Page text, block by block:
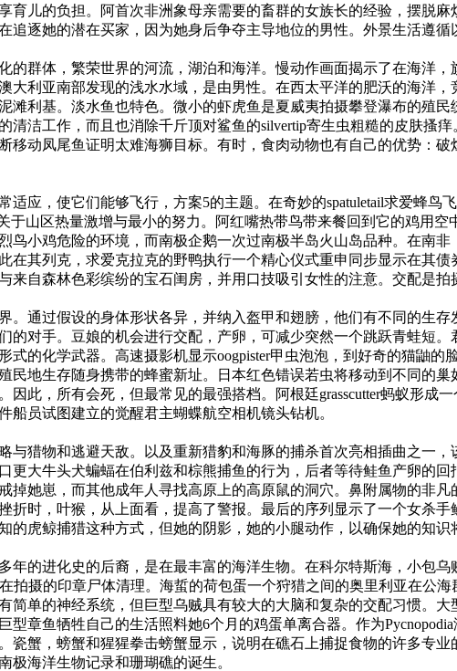
育儿的负担。阿首次非洲象母亲需要的畜群的女族长的经验，摆脱
追逐她的潜在买家，因为她身后争夺主导地位的男性。外景生活遵循
群体，繁荣世界的河流，湖泊和海洋。慢动作画面揭示了在海洋，
大利亚南部发现的浅水水域，是由男性。在西太平洋的肥沃的海洋
滩利基。淡水鱼也特色。微小的虾虎鱼是夏威夷拍摄攀登瀑布的殖
清洁工作，而且也消除千斤顶对鲨鱼的silvertip寄生虫粗糙的皮肤搔
移动凤尾鱼证明太难海狮目标。有时，食肉动物也有自己的优势：
应，使它们能够飞行，方案5的主题。在奇妙的spatuletail求爱蜂鸟
于山区热量激增与最小的努力。阿红嘴热带鸟带来餐回到它的鸡用
鸟小鸡危险的环境，而南极企鹅一次过南极半岛火山岛品种。在南
在其列克，求爱克拉克的野鸭执行一个精心仪式重申同步显示在其
来自森林色彩缤纷的宝石闺房，并用口技吸引女性的注意。交配是
通过假设的身体形状各异，并纳入盔甲和翅膀，他们有不同的生存
的对手。豆娘的机会进行交配，产卵，可减少突然一个跳跃青蛙短
式的化学武器。高速摄影机显示oogpister甲虫泡泡，到好奇的猫鼬
民地生存随身携带的蜂蜜新址。日本红色错误若虫将移动到不同的
因此，所有会死，但最常见的最强搭档。阿根廷grasscutter蚂蚁形成
船员试图建立的觉醒君主蝴蝶航空相机镜头钻机。
猎物和逃避天敌。以及重新猎豹和海豚的捕杀首次亮相插曲之一，
更大牛头犬蝙蝠在伯利兹和棕熊捕鱼的行为，后者等待鲑鱼产卵的
掉她崽，而其他成年人寻找高原上的高原鼠的洞穴。鼻附属物的非
折时，叶猴，从上面看，提高了警报。最后的序列显示了一个女杀
的虎鲸捕猎这种方式，但她的阴影，她的小腿动作，以确保她的知
的进化史的后裔，是在最丰富的海洋生物。在科尔特斯海，小包乌
在拍摄的印章尸体清理。海蜇的荷包蛋一个狩猎之间的奥里利亚在
简单的神经系统，但巨型乌贼具有较大的大脑和复杂的交配习惯。
型章鱼牺牲自己的生活照料她6个月的鸡蛋单离合器。作为
瓷蟹，螃蟹和猩猩拳击螃蟹显示，说明在礁石上捕捉食物的许多专
极海洋生物记录和珊瑚礁的诞生。